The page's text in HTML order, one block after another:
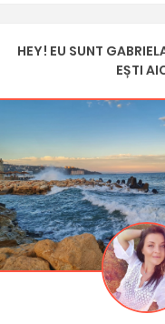
HEY! EU SUNT
EȘTI